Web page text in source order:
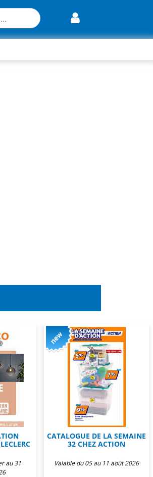
au 31
CATALOGUE DE LA SEMAINE
32 CHEZ ACTION
Valable du 05 au 11 août 2026